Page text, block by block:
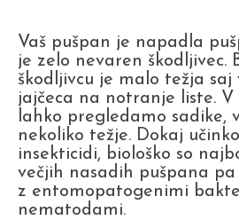
Vaš pušpan je napadla
je zelo nevaren škodljivec.
škodljivcu je malo težja saj
jajčeca na notranje liste.
lahko pregledamo sadike,
nekoliko težje. Dokaj
insekticidi, biološko so
večjih nasadih pušpana
z entomopatogenimi
nematodami.